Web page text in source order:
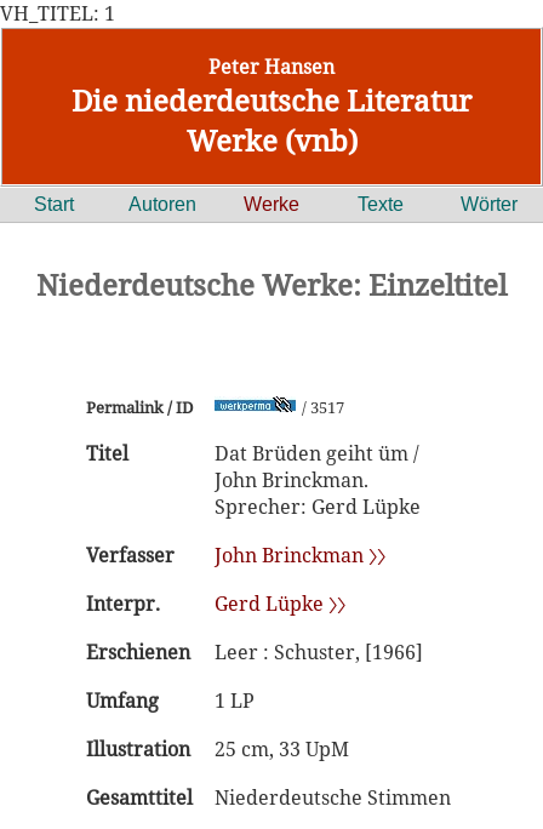
VH_TITEL: 1
Peter Hansen
Die niederdeutsche Literatur
Werke (vnb)
Start Autoren Werke Texte Wörter
Niederdeutsche Werke: Einzeltitel
Permalink / ID / 3517
Titel
Dat Brüden geiht üm /
John Brinckman.
Sprecher: Gerd Lüpke
Verfasser
John Brinckman 〉〉
Interpr.
Gerd Lüpke 〉〉
Erschienen
Leer : Schuster, [1966]
Umfang
1 LP
Illustration
25 cm, 33 UpM
Gesamttitel
Niederdeutsche Stimmen